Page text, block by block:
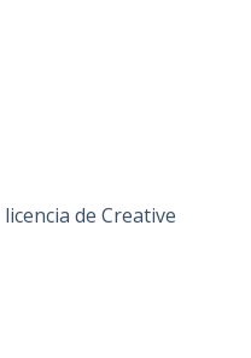
licencia de Creative